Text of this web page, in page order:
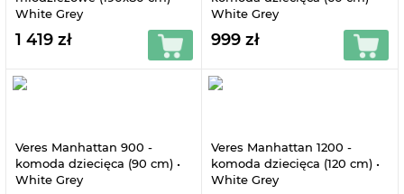
White Grey
1 419 zł
White Grey
999 zł
Veres Manhattan 900 -
komoda dziecięca (90 cm) •
White Grey
Veres Manhattan 1200 -
komoda dziecięca (120 cm) •
White Grey